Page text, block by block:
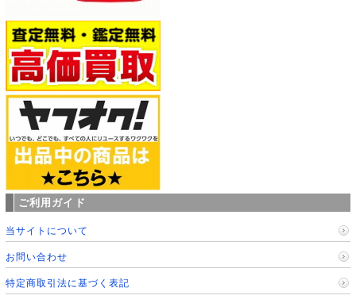
ご利用ガイド
当サイトについて
お問い合わせ
特定商取引法に基づく表記